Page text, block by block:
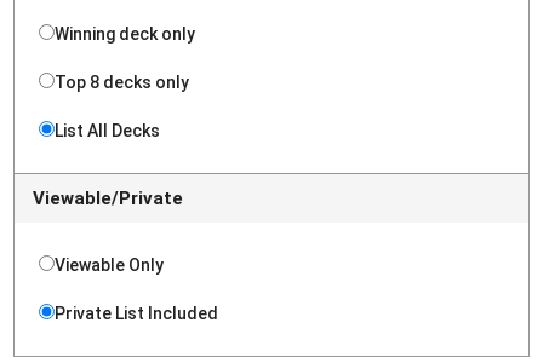
Winning deck only
Top 8 decks only
List All Decks
Viewable/Private
Viewable Only
Private List Included